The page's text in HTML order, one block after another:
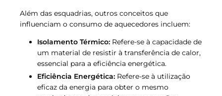
Além das esquadrias, outros conceitos que
influenciam o consumo de aquecedores incluem:
Isolamento Térmico: Refere-se à capacidade de
um material de resistir à transferência de calor,
essencial para a eficiência energética.
Eficiência Energética: Refere-se à utilização
eficaz da energia para obter o mesmo